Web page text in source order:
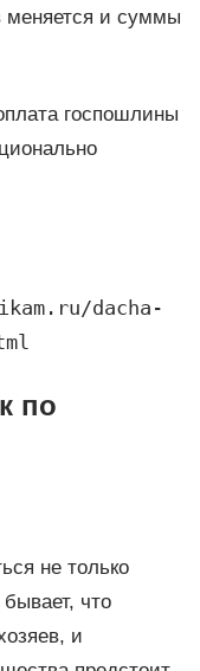
меняется и суммы
госпошлины
dacha-
по
не только
что
и